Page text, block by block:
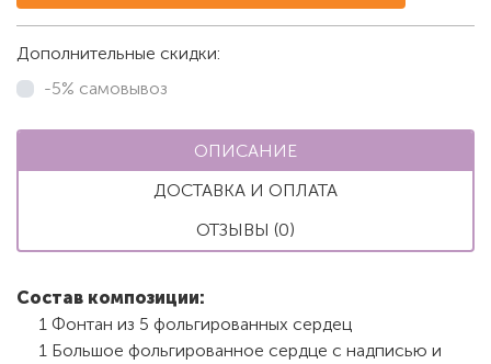
Дополнительные скидки:
-5% самовывоз
ОПИСАНИЕ
ДОСТАВКА И ОПЛАТА
ОТЗЫВЫ (0)
Состав композиции:
1 Фонтан из 5 фольгированных сердец
1 Большое фольгированное сердце с надписью и